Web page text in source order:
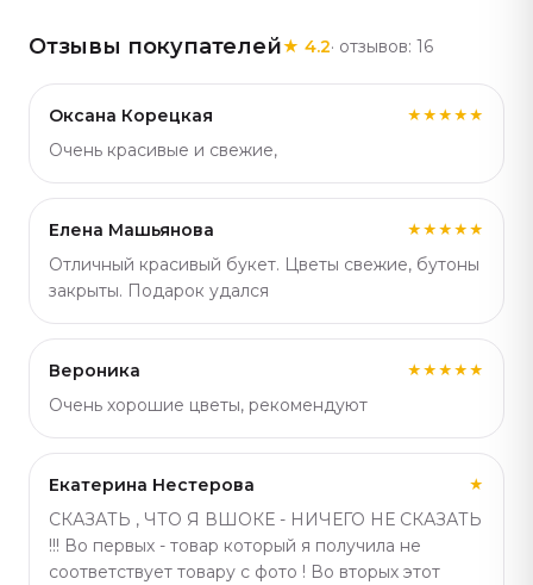
каталоге есть варианты в разном размере и оттенке —
1066.
Отзывы покупателей★ 4.2· отзывов: 16
Оксана Корецкая ★★★★★
Очень красивые и свежие,
Елена Машьянова ★★★★★
Отличный красивый букет. Цветы свежие, бутоны
закрыты. Подарок удался
Вероника ★★★★★
Очень хорошие цветы, рекомендуют
Екатерина Нестерова ★
СКАЗАТЬ , ЧТО Я ВШОКЕ - НИЧЕГО НЕ СКАЗАТЬ
!!! Во первых - товар который я получила не
соответствует товару с фото ! Во вторых этот